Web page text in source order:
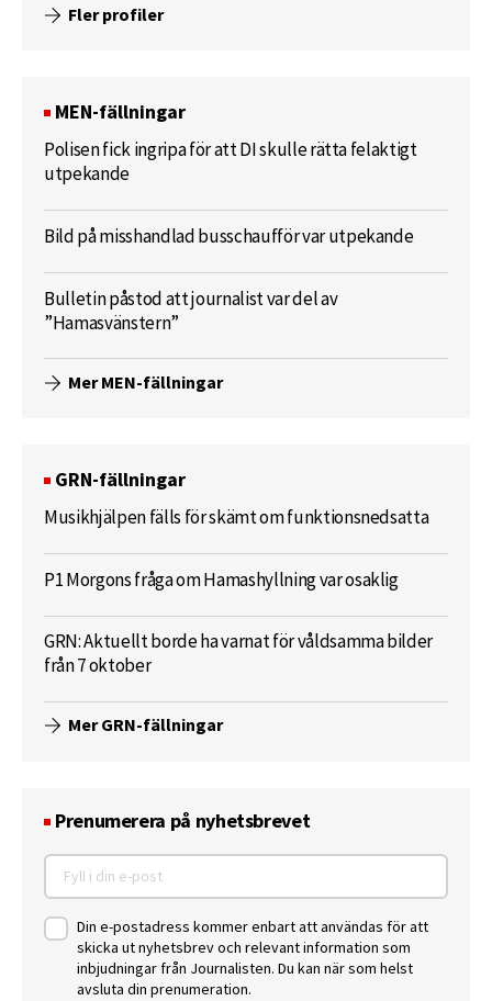
Fler profiler
MEN-fällningar
Polisen fick ingripa för att DI skulle rätta felaktigt
utpekande
Bild på misshandlad busschaufför var utpekande
Bulletin påstod att journalist var del av
”Hamasvänstern”
Mer MEN-fällningar
GRN-fällningar
Musikhjälpen fälls för skämt om funktionsnedsatta
P1 Morgons fråga om Hamashyllning var osaklig
GRN: Aktuellt borde ha varnat för våldsamma bilder
från 7 oktober
Mer GRN-fällningar
Prenumerera på nyhetsbrevet
Din e-postadress kommer enbart att användas för att
skicka ut nyhetsbrev och relevant information som
inbjudningar från Journalisten. Du kan när som helst
avsluta din prenumeration.